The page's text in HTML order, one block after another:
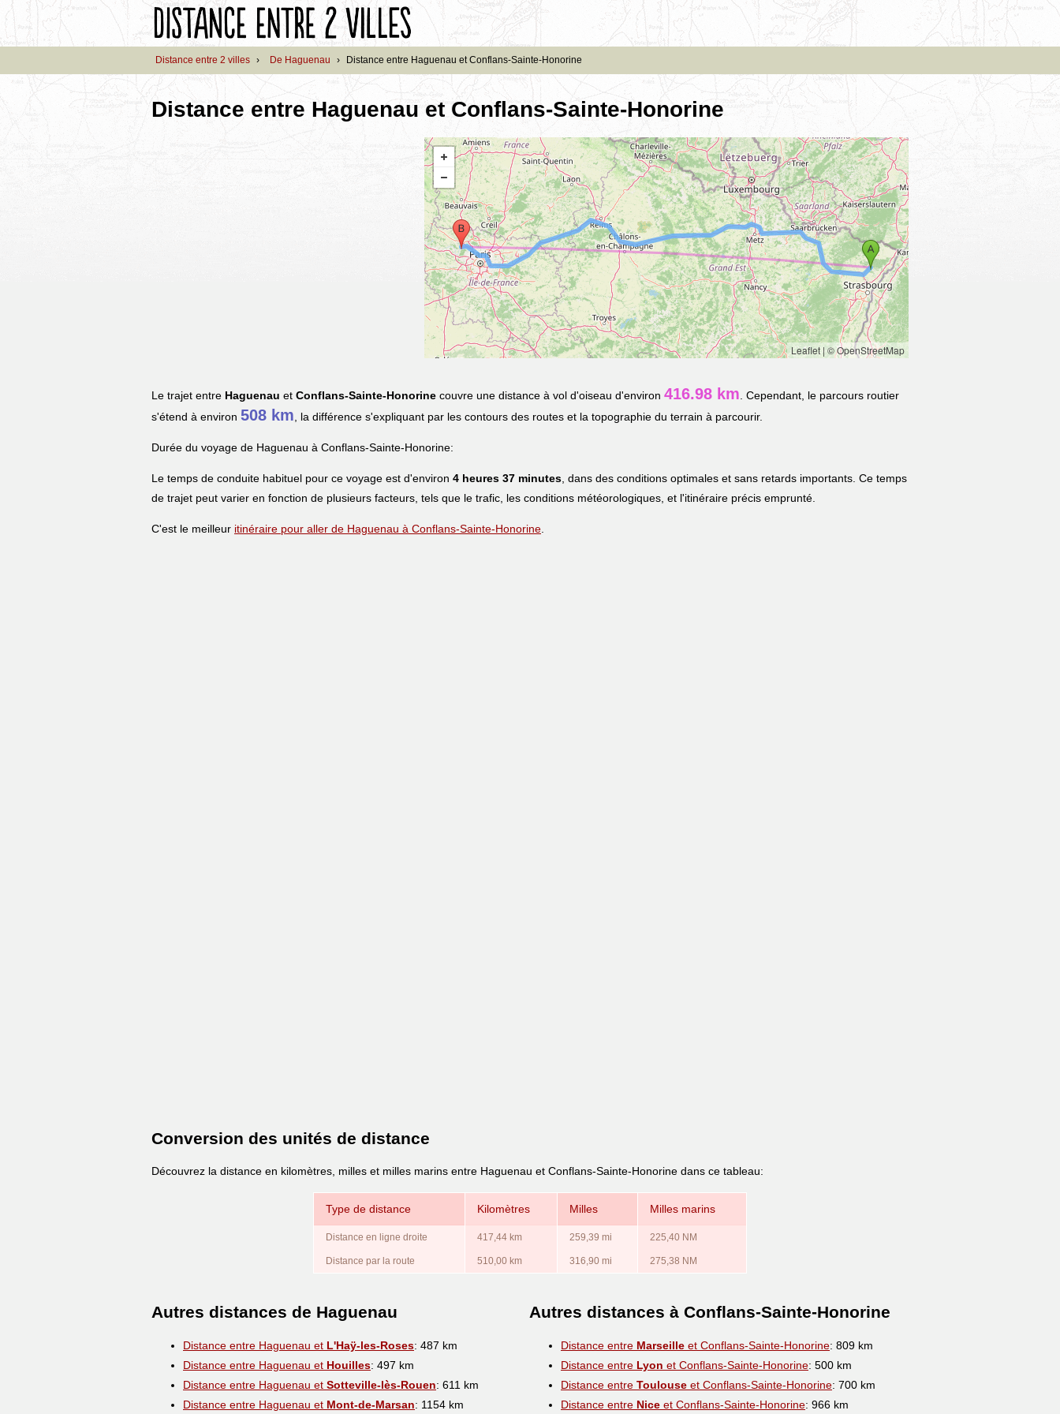
Distance entre 2 villes › De Haguenau › Distance entre Haguenau et Conflans-Sainte-Honorine
Distance entre Haguenau et Conflans-Sainte-Honorine
Leaflet |© OpenStreetMap
Le trajet entre Haguenau et Conflans-Sainte-Honorine couvre une distance à vol d'oiseau d'environ 416.98 km . Cependant, le parcours routier
s'étend à environ 508 km , la différence s'expliquant par les contours des routes et la topographie du terrain à parcourir.
Durée du voyage de Haguenau à Conflans-Sainte-Honorine:
Le temps de conduite habituel pour ce voyage est d'environ 4 heures 37 minutes , dans des conditions optimales et sans retards importants. Ce temps
de trajet peut varier en fonction de plusieurs facteurs, tels que le trafic, les conditions météorologiques, et l'itinéraire précis emprunté.
C'est le meilleur itinéraire pour aller de Haguenau à Conflans-Sainte-Honorine
Conversion des unités de distance
Découvrez la distance en kilomètres, milles et milles marins entre Haguenau et Conflans-Sainte-Honorine dans ce tableau:
Type de distance Kilomètres Milles Milles marins
Distance en ligne droite 417,44 km 259,39 mi 225,40 NM
Distance par la route 510,00 km 316,90 mi 275,38 NM
Autres distances de Haguenau
Distance entre Haguenau et L'Haÿ-les-Roses: 487 km
Distance entre Haguenau et Houilles: 497 km
Distance entre Haguenau et Sotteville-lès-Rouen: 611 km
Distance entre Haguenau et Mont-de-Marsan: 1154 km
Autres distances à Conflans-Sainte-Honorine
Distance entre Marseille et Conflans-Sainte-Honorine: 809 km
Distance entre Lyon et Conflans-Sainte-Honorine: 500 km
Distance entre Toulouse et Conflans-Sainte-Honorine: 700 km
Distance entre Nice et Conflans-Sainte-Honorine: 966 km